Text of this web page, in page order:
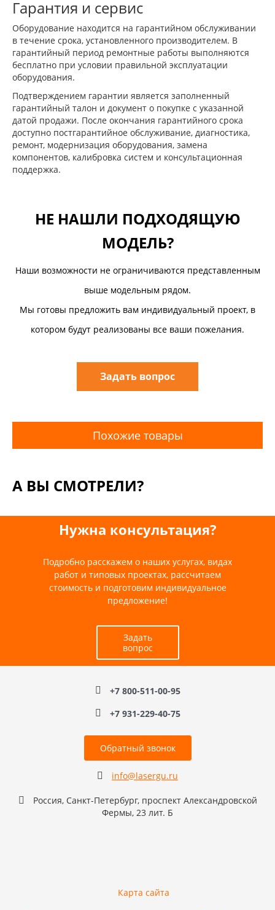
Гарантия и сервис
Оборудование находится на гарантийном обслуживании
в течение срока, установленного производителем. В
гарантийный период ремонтные работы выполняются
бесплатно при условии правильной эксплуатации
оборудования.
Подтверждением гарантии является заполненный
гарантийный талон и документ о покупке с указанной
датой продажи. После окончания гарантийного срока
доступно постгарантийное обслуживание, диагностика,
ремонт, модернизация оборудования, замена
компонентов, калибровка систем и консультационная
поддержка.
НЕ НАШЛИ ПОДХОДЯЩУЮ
МОДЕЛЬ?
Наши возможности не ограничиваются представленным
выше модельным рядом.
Мы готовы предложить вам индивидуальный проект, в
котором будут реализованы все ваши пожелания.
Задать вопрос
Похожие товары
А ВЫ СМОТРЕЛИ?
Нужна консультация?
Подробно расскажем о наших услугах, видах
работ и типовых проектах, рассчитаем
стоимость и подготовим индивидуальное
предложение!
Задать
вопрос
+7 800-511-00-95
+7 931-229-40-75
Обратный звонок
info@lasergu.ru
Россия, Санкт-Петербург, проспект Александровской
Фермы, 23 лит. Б
Карта сайта